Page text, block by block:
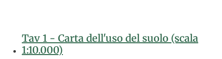
Tav 1 - Carta dell'uso del suolo (scala
1:10.000)